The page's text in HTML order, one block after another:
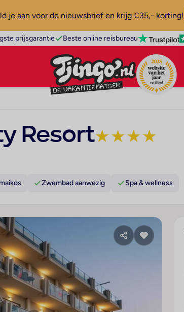
je aan voor de nieuwsbrief en krijg €35,- korting!
prijsgarantie Beste online reisbureau
Resort★★★★
Zwembad aanwezig Spa & wellness